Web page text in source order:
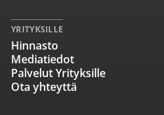
YRITYKSILLE
Hinnasto
Mediatiedot
Palvelut Yrityksille
Ota yhteyttä